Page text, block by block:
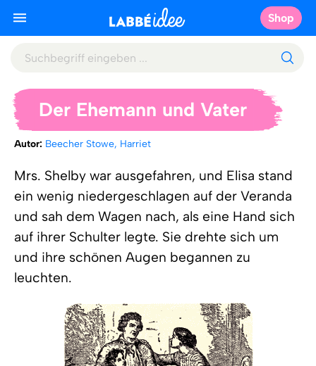
Shop
Der Ehemann und Vater
Autor: Beecher Stowe, Harriet
Mrs. Shelby war ausgefahren, und Elisa stand
ein wenig niedergeschlagen auf der Veranda
und sah dem Wagen nach, als eine Hand sich
auf ihrer Schulter legte. Sie drehte sich um
und ihre schönen Augen begannen zu
leuchten.